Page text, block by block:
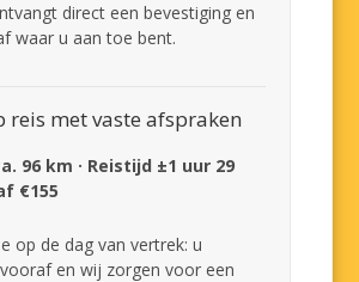
direct een bevestiging en
waar u aan toe bent.
reis met vaste afspraken
96 km · Reistijd ±1 uur 29
€155
op de dag van vertrek: u
en wij zorgen voor een